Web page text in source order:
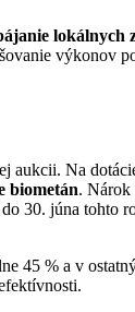
lokálnych
výkonov
aukcii. Na
biometán. Nárok
30. júna tohto
45 % a v